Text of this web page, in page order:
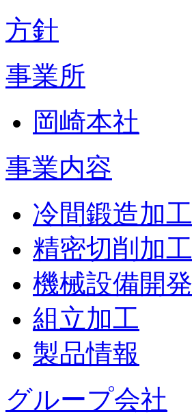
方針
事業所
岡崎本社
事業内容
冷間鍛造加工
精密切削加工
機械設備開発
組立加工
製品情報
グループ会社